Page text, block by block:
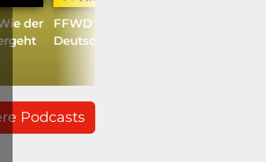
der
FFWD #313 mit Airwallex-
Deutschlandchef Tom Sellin
Podcasts